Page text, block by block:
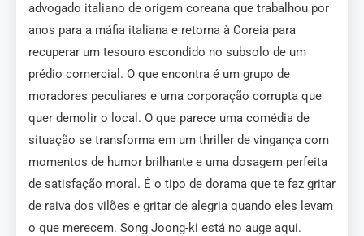
advogado italiano de origem coreana que trabalhou por
anos para a máfia italiana e retorna à Coreia para
recuperar um tesouro escondido no subsolo de um
prédio comercial. O que encontra é um grupo de
moradores peculiares e uma corporação corrupta que
quer demolir o local. O que parece uma comédia de
situação se transforma em um thriller de vingança com
momentos de humor brilhante e uma dosagem perfeita
de satisfação moral. É o tipo de dorama que te faz gritar
de raiva dos vilões e gritar de alegria quando eles levam
o que merecem. Song Joong-ki está no auge aqui.